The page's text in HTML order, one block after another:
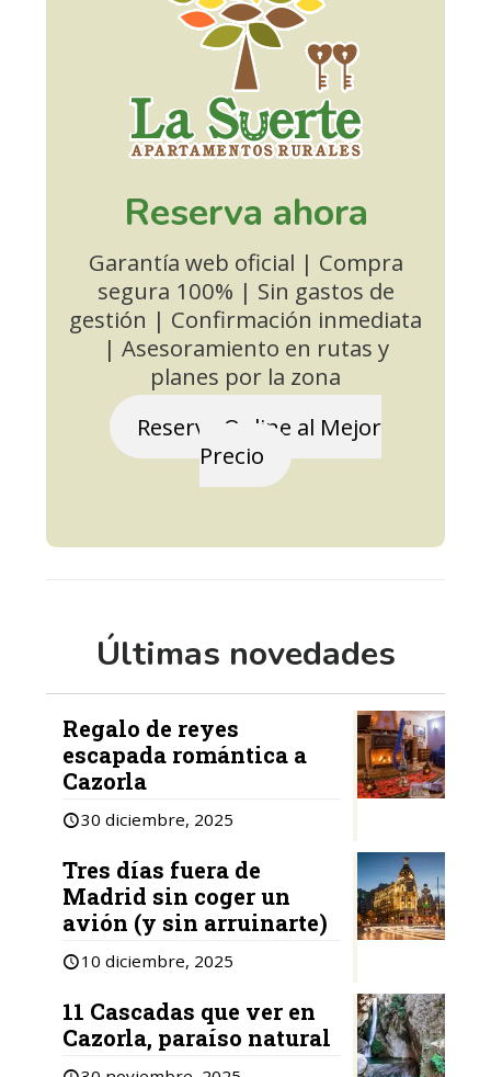
Reserva ahora
Garantía web oficial | Compra
segura 100% | Sin gastos de
gestión | Confirmación inmediata
| Asesoramiento en rutas y
planes por la zona
Reserva Online al Mejor
Precio
Últimas novedades
Regalo de reyes
escapada romántica a
Cazorla
30 diciembre, 2025
Tres días fuera de
Madrid sin coger un
avión (y sin arruinarte)
10 diciembre, 2025
11 Cascadas que ver en
Cazorla, paraíso natural